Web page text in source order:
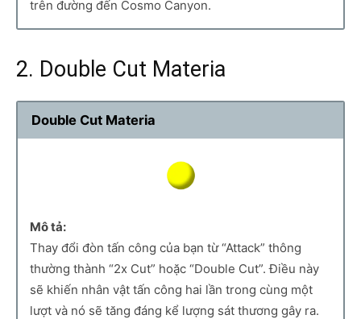
trên đường đến Cosmo Canyon.
2. Double Cut Materia
Double Cut Materia
Mô tả:
Thay đổi đòn tấn công của bạn từ “Attack” thông
thường thành “2x Cut” hoặc “Double Cut”. Điều này
sẽ khiến nhân vật tấn công hai lần trong cùng một
lượt và nó sẽ tăng đáng kể lượng sát thương gây ra.